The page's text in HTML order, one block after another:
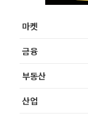
마켓
금융
부동산
산업